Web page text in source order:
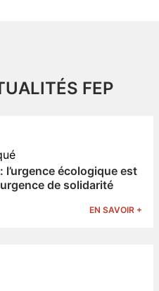
FEP
l’urgence écologique est
de solidarité
EN SAVOIR +